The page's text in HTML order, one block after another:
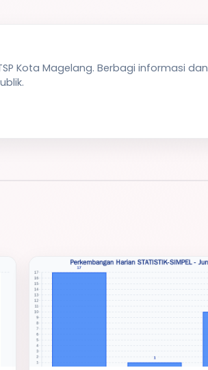
Kota Magelang. Berbagi informasi dan